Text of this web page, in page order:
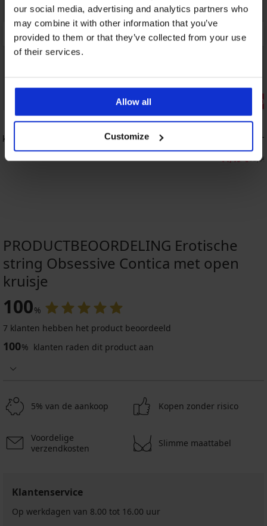
our social media, advertising and analytics partners who
may combine it with other information that you’ve
provided to them or that they’ve collected from your use
of their services.
Allow all
Customize
4,9
4,4
Klassieke slip Bamboo Nature
19,99 €
Korting -
Flowerkiss
44,49 €
PRODUCTBEOORDELING Erotische
string Obsessive Contica met open
kruisje
100%
7 klanten hebben het product beoordeeld
100% klanten raden dit product aan
5% van de aankoop Kopen zonder risico
Voordelige
verzendkosten
Slimme maattabel
Klantenservice
Op werkdagen van 8.00 tot 16.00 uur